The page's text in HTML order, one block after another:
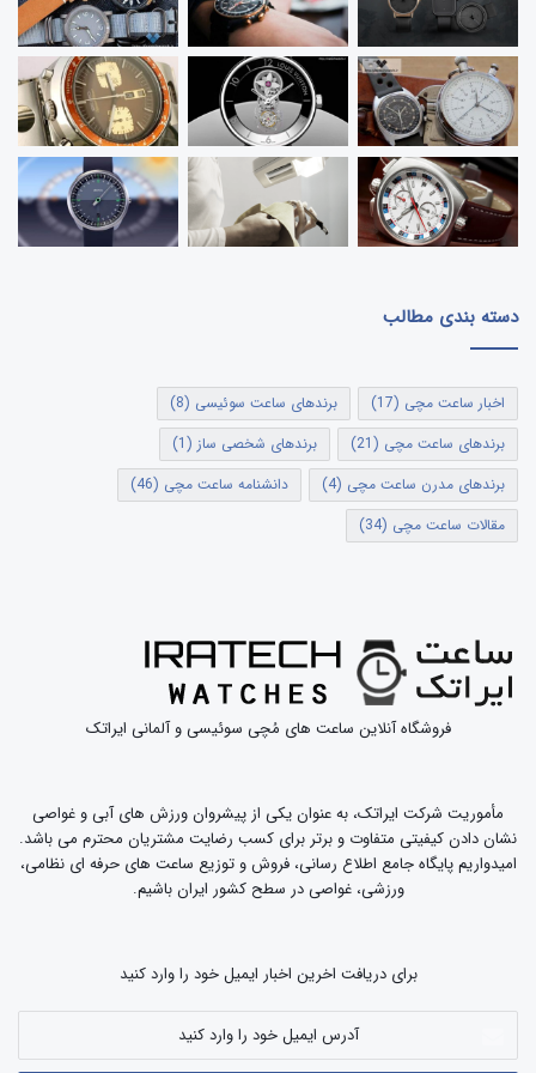
دسته بندی مطالب
اخبار ساعت مچی (17) برندهای ساعت سوئیسی (8)
برندهای ساعت مچی (21) برندهای شخصی ساز (1)
برندهای مدرن ساعت مچی (4) دانشنامه ساعت مچی (46)
مقالات ساعت مچی (34)
فروشگاه آنلاین ساعت های مُچی سوئیسی و آلمانی ایراتک
مأموریت شرکت ایراتک، به عنوان یکی از پیشروان ورزش های آبی و غواصی
نشان دادن کیفیتی متفاوت و برتر برای کسب رضایت مشتریان محترم می باشد.
امیدواریم پایگاه جامع اطلاع رسانی، فروش و توزیع ساعت های حرفه ای نظامی،
ورزشی، غواصی در سطح کشور ایران باشیم.
برای دریافت اخرین اخبار ایمیل خود را وارد کنید